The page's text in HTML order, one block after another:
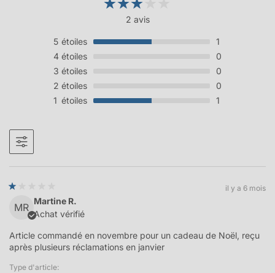
2 avis
5 étoiles
1
4étoiles
0
3 étoiles
0
2 étoiles
0
1 étoiles 1
il y a 6 mois
MR
Martine R.
Achat vérifié
Article commandé en novembre pour un cadeau de Noël, reçu
après plusieurs réclamations en janvier
Type d'article: